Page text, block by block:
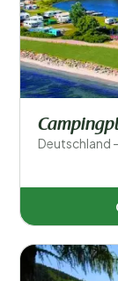
Deutschland